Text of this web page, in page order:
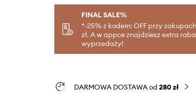
FINAL SALE%
*-25% z kodem: OFF przy
zł. A w appce znajdziesz extra
wyprzedaży!
DARMOWA DOSTAWA od 280 zł